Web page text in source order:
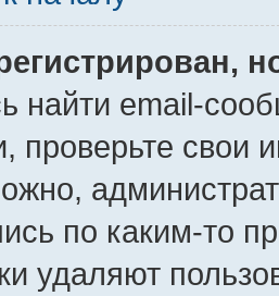
найти email-
проверьте свои
по каким-то
удаляют